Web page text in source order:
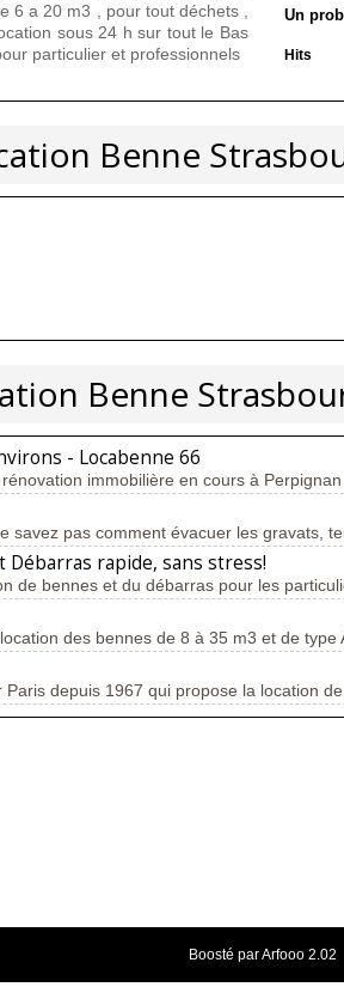
6 a 20 m3 , pour tout déchets ,
sous 24 h sur tout le Bas
particulier et professionnels
Un
Hits
Benne
Benne
- Locabenne 66
immobilière en cours à Perpignan
savez pas comment évacuer les gravats,
rapide, sans stress!
de bennes et du débarras pour les
des bennes de 8 à 35 m3 et de type
depuis 1967 qui propose la location de
Boosté par Arfooo 2.02